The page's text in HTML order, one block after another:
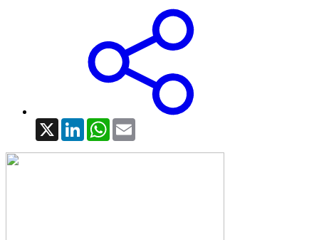
X LinkedInWhatsApp